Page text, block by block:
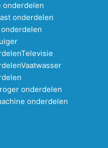
onderdelen
onderdelen
onderdelen
Televisie
Vaatwasser
onderdelen
onderdelen